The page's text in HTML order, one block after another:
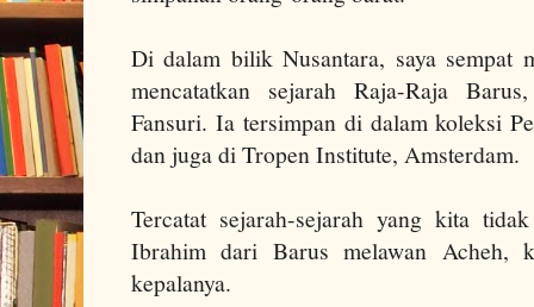
Di dalam bilik Nusantara, saya sempat
mencatatkan sejarah Raja-Raja
Fansuri. Ia tersimpan di dalam koleksi
dan juga di Tropen Institute, Amsterdam.
Tercatat sejarah-sejarah yang kita
Ibrahim dari Barus melawan Acheh,
kepalanya.